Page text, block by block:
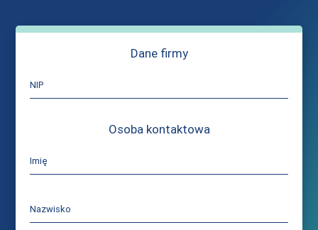
Dane firmy
NIP
Osoba kontaktowa
Imię
Nazwisko